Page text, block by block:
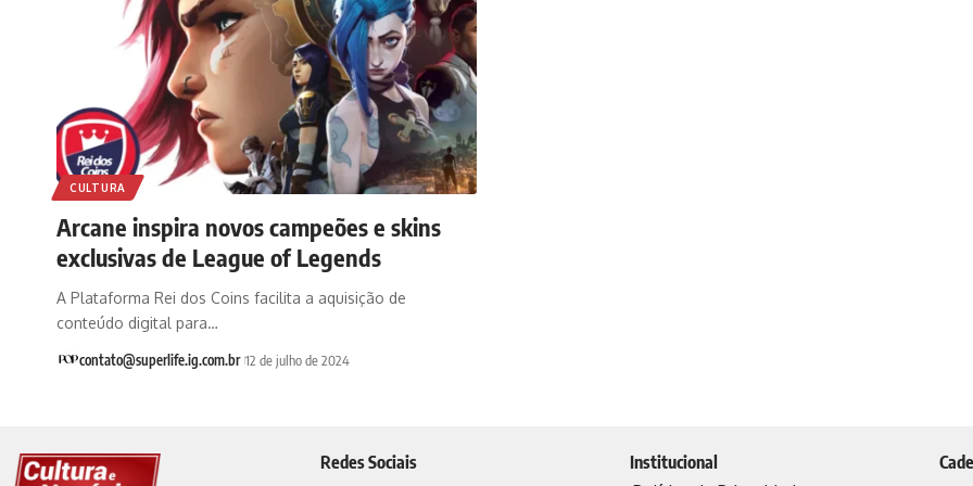
CULTURA
Arcane inspira novos campeões e skins
exclusivas de League of Legends
A Plataforma Rei dos Coins facilita a aquisição de
conteúdo digital para…
contato@superlife.ig.com.br 12 de julho de 2024
Redes Sociais
Institucional